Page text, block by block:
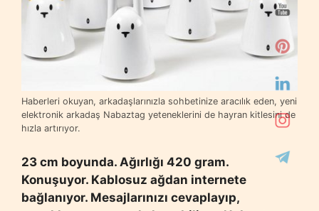
Haberleri okuyan, arkadaşlarınızla sohbetinize aracılık eden, yeni
elektronik arkadaş Nabaztag yeteneklerini de hayran kitlesini de
hızla artırıyor.
23 cm boyunda. Ağırlığı 420 gram.
Konuşuyor. Kablosuz ağdan internete
bağlanıyor. Mesajlarınızı cevaplayıp,